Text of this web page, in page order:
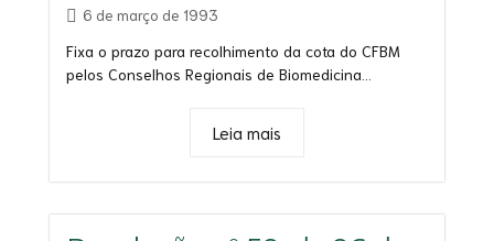
6 de março de 1993
Fixa o prazo para recolhimento da cota do CFBM
pelos Conselhos Regionais de Biomedicina...
Leia mais